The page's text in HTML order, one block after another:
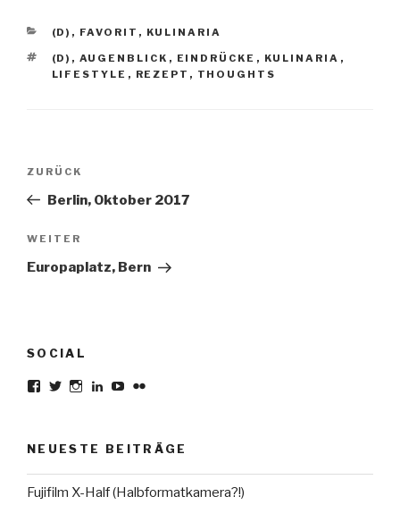
KATEGORIEN
(D) , FAVORIT , KULINARIA
SCHLAGWÖRTER
(D) , AUGENBLICK , EINDRÜCKE , KULINARIA ,
LIFESTYLE , REZEPT , THOUGHTS
Beitragsnavigation
Vorheriger
Beitrag
ZURÜCK
Berlin, Oktober 2017
Nächster
Beitrag
WEITER
Europaplatz, Bern
SOCIAL
Profil
Facebook
anzeigen
Profil
Twitter
anzeigen
Profil
Instagram
anzeigen
Profil
LinkedIn
anzeigen
Profil
YouTube
anzeigen
Profil
Flickr
anzeigen
NEUESTE BEITRÄGE
Fujifilm X-Half (Halbformatkamera?!)